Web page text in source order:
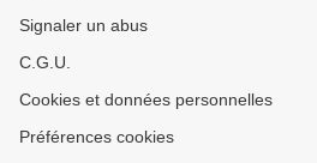
Signaler un abus
C.G.U.
Cookies et données personnelles
Préférences cookies